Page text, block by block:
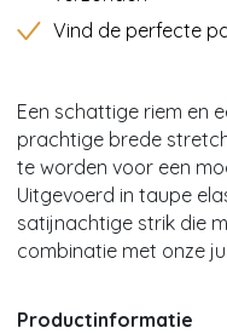
Vind de perfecte
Een schattige riem en
prachtige brede
te worden voor een
Uitgevoerd in taupe
satijnachtige strik die
combinatie met onze
Productinformatie